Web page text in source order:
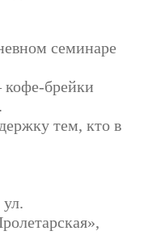
семинаре
кофе-брейки
тем, кто в